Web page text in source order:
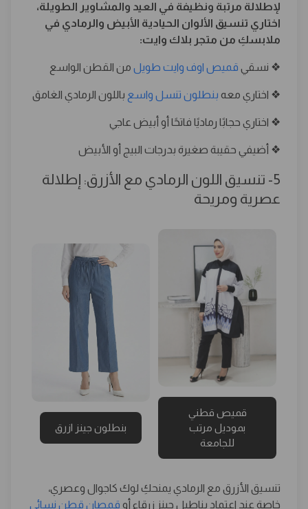
لإطلالة مرتبة ونظيفة في العيد والمشاوير الطويلة،
اختاري تنسيق الألوان الحيادية الأبيض والرمادي في
ملابسكِ من متجر بلاك وايت:
❖ نسقي قميص اوف وايت طويل من القطن الواسع
❖ اختاري معه بنطلون تنسل واسع باللون الرمادي الغامق
❖ اختاري حجابًا رماديًا فاتحًا أو أبيض عاجي
❖ أضيفي حقيبة صغيرة بدرجات البيج أو الأبيض
5- تنسيق اللون الرمادي مع الأزرق: إطلالة
عصرية ومريحة
قميص قطني
بموديل مرتب
للجامعة
بنطلون جينز ازرق
تنسيق الأزرق مع الرمادي يمنحكِ لوك كاجوال وعصري،
خاصة عند اعتماد بناطيل جينز زرقاء أو قمصان قطن نسائي